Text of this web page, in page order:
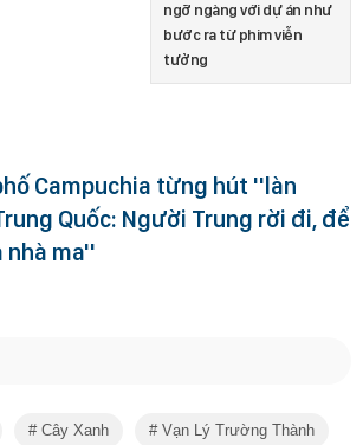
ngỡ ngàng với dự án như
bước ra từ phim viễn
tưởng
Campuchia từng hút ''làn
Quốc: Người Trung rời đi, để
ma''
Cây Xanh Vạn Lý Trường Thành